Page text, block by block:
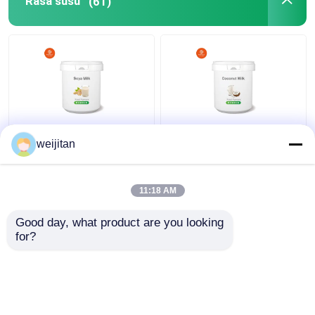
Aditif makanan Susu
kedelai Rasa air / bubuk
Rasa susu
weijitan
11:18 AM
Good day, what product are you looking
for?